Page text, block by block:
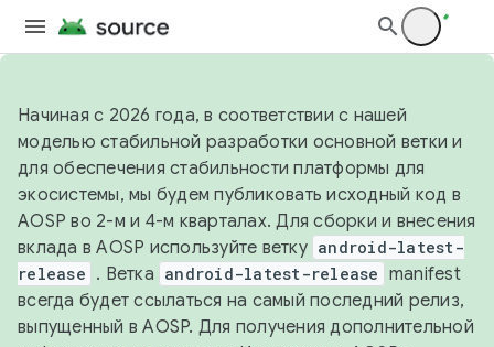
Начиная с 2026 года, в соответствии с нашей
моделью стабильной разработки основной ветки и
для обеспечения стабильности платформы для
экосистемы, мы будем публиковать исходный код в
AOSP во 2-м и 4-м кварталах. Для сборки и внесения
вклада в AOSP используйте ветку android-latest-
release . Ветка android-latest-release manifest
всегда будет ссылаться на самый последний релиз,
выпущенный в AOSP. Для получения дополнительной